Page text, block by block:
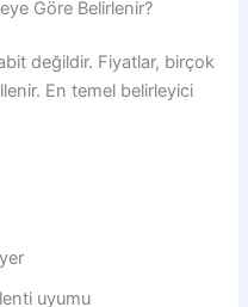
Göre Belirlenir?
değildir. Fiyatlar, birçok
En temel belirleyici
uyumu